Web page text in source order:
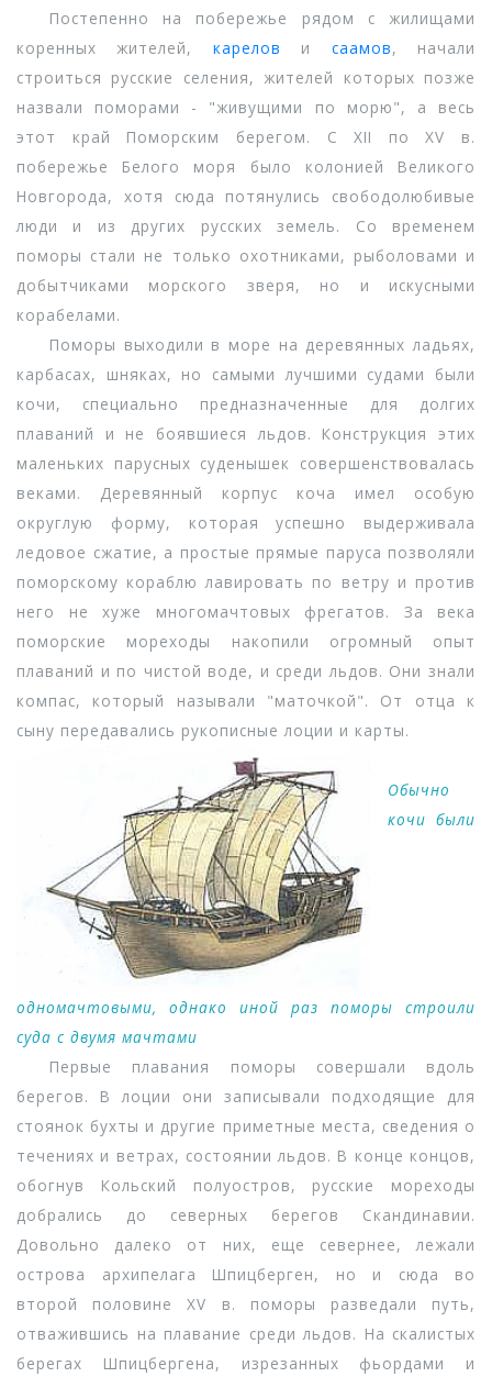
Постепенно на побережье рядом с жилищами
коренных жителей, карелов и саамов, начали
строиться русские селения, жителей которых позже
назвали поморами - "живущими по морю", а весь
этот край Поморским берегом. С XII по XV в.
побережье Белого моря было колонией Великого
Новгорода, хотя сюда потянулись свободолюбивые
люди и из других русских земель. Со временем
поморы стали не только охотниками, рыболовами и
добытчиками морского зверя, но и искусными
корабелами.
Поморы выходили в море на деревянных ладьях,
карбасах, шняках, но самыми лучшими судами были
кочи, специально предназначенные для долгих
плаваний и не боявшиеся льдов. Конструкция этих
маленьких парусных суденышек совершенствовалась
веками. Деревянный корпус коча имел особую
округлую форму, которая успешно выдерживала
ледовое сжатие, а простые прямые паруса позволяли
поморскому кораблю лавировать по ветру и против
него не хуже многомачтовых фрегатов. За века
поморские мореходы накопили огромный опыт
плаваний и по чистой воде, и среди льдов. Они знали
компас, который называли "маточкой". От отца к
сыну передавались рукописные лоции и карты.
Обычно
кочи были
одномачтовыми, однако иной раз поморы строили
суда с двумя мачтами
Первые плавания поморы совершали вдоль
берегов. В лоции они записывали подходящие для
стоянок бухты и другие приметные места, сведения о
течениях и ветрах, состоянии льдов. В конце концов,
обогнув Кольский полуостров, русские мореходы
добрались до северных берегов Скандинавии.
Довольно далеко от них, еще севернее, лежали
острова архипелага Шпицберген, но и сюда во
второй половине XV в. поморы разведали путь,
отважившись на плавание среди льдов. На скалистых
берегах Шпицбергена, изрезанных фьордами и